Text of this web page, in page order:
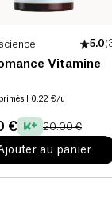
5.0(
Vitamine
| 0.22 €/u
€ 20.00 €
au panier